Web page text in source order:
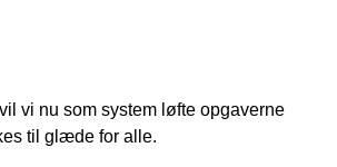
vi nu som system løfte opgaverne
til glæde for alle.